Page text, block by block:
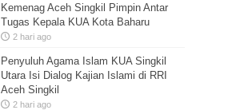
Kemenag Aceh Singkil Pimpin Antar
Tugas Kepala KUA Kota Baharu
2 hari ago
Penyuluh Agama Islam KUA Singkil
Utara Isi Dialog Kajian Islami di RRI
Aceh Singkil
2 hari ago